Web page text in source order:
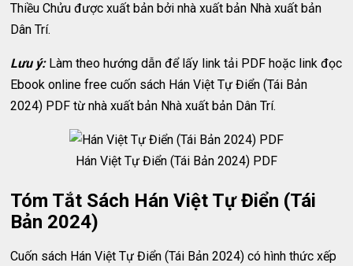
Thiều Chửu được xuất bản bởi nhà xuất bản Nhà xuất bản
Dân Trí.
Lưu ý:Làm theo hướng dẫn để lấy link tải PDF hoặc link đọc
Ebook online free cuốn sách Hán Việt Tự Điển (Tái Bản
2024) PDF từ nhà xuất bản Nhà xuất bản Dân Trí.
Hán Việt Tự Điển (Tái Bản 2024) PDF
Tóm Tắt Sách Hán Việt Tự Điển (Tái
Bản 2024)
Cuốn sách Hán Việt Tự Điển (Tái Bản 2024) có hình thức xếp